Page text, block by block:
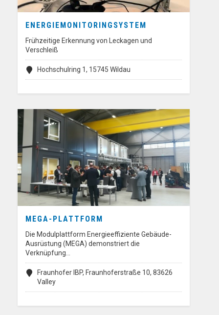
ENERGIEMONITORINGSYSTEM
Frühzeitige Erkennung von Leckagen und
Verschleiß
Hochschulring 1, 15745 Wildau
MEGA-PLATTFORM
Die Modulplattform Energieeffiziente Gebäude-
Ausrüstung (MEGA) demonstriert die
Verknüpfung…
Fraunhofer IBP, Fraunhoferstraße 10, 83626
Valley